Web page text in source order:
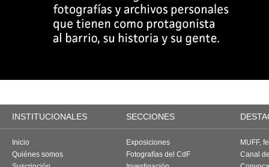
INSTITUCIONALES SECCIONES
Inicio
Quiénes somos
Exposiciones
Fotografías del CdF
MUFF,
Canal